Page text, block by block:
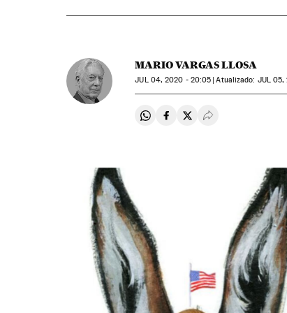
MARIO VARGAS LLOSA
JUL04, 2020 - 20:05 atualizado: JUL05,
Compartir en Whatsapp
Compartir en Facebook
Compartir en Twitter
Desplegar